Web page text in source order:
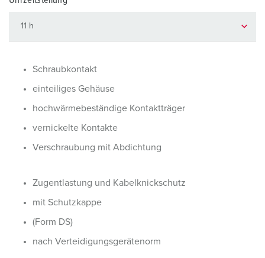
Schraubkontakt
einteiliges Gehäuse
hochwärmebeständige Kontaktträger
vernickelte Kontakte
Verschraubung mit Abdichtung
Zugentlastung und Kabelknickschutz
mit Schutzkappe
(Form DS)
nach Verteidigungsgerätenorm